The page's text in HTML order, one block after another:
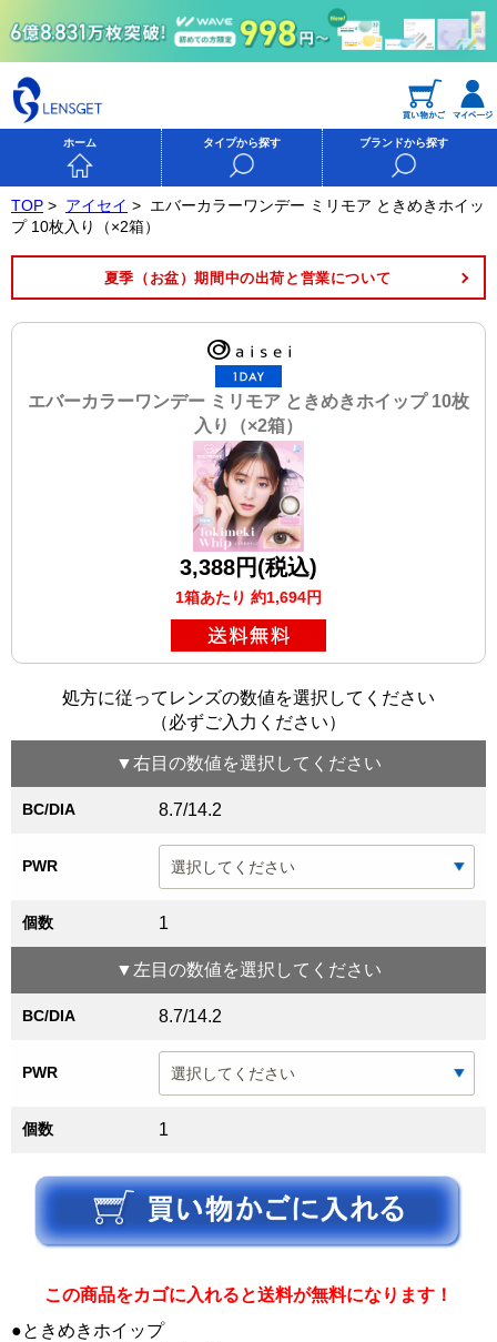
ホーム タイプから探す ブランドから探す
TOP > アイセイ > エバーカラーワンデー ミリモア ときめきホイッ
プ 10枚入り（×2箱）
夏季（お盆）期間中の出荷と営業について
エバーカラーワンデー ミリモア ときめきホイップ 10枚
入り（×2箱）
3,388円(税込)
1箱あたり 約1,694円
処方に従ってレンズの数値を選択してください
（必ずご入力ください）
▼右目 の数値を選択してください
BC/DIA 8.7/14.2
PWR
個数 1
▼ 左目 の数値を選択してください
BC/DIA 8.7/14.2
PWR
個数 1
この商品をカゴに入れると送料が無料になります！
●ときめきホイップ